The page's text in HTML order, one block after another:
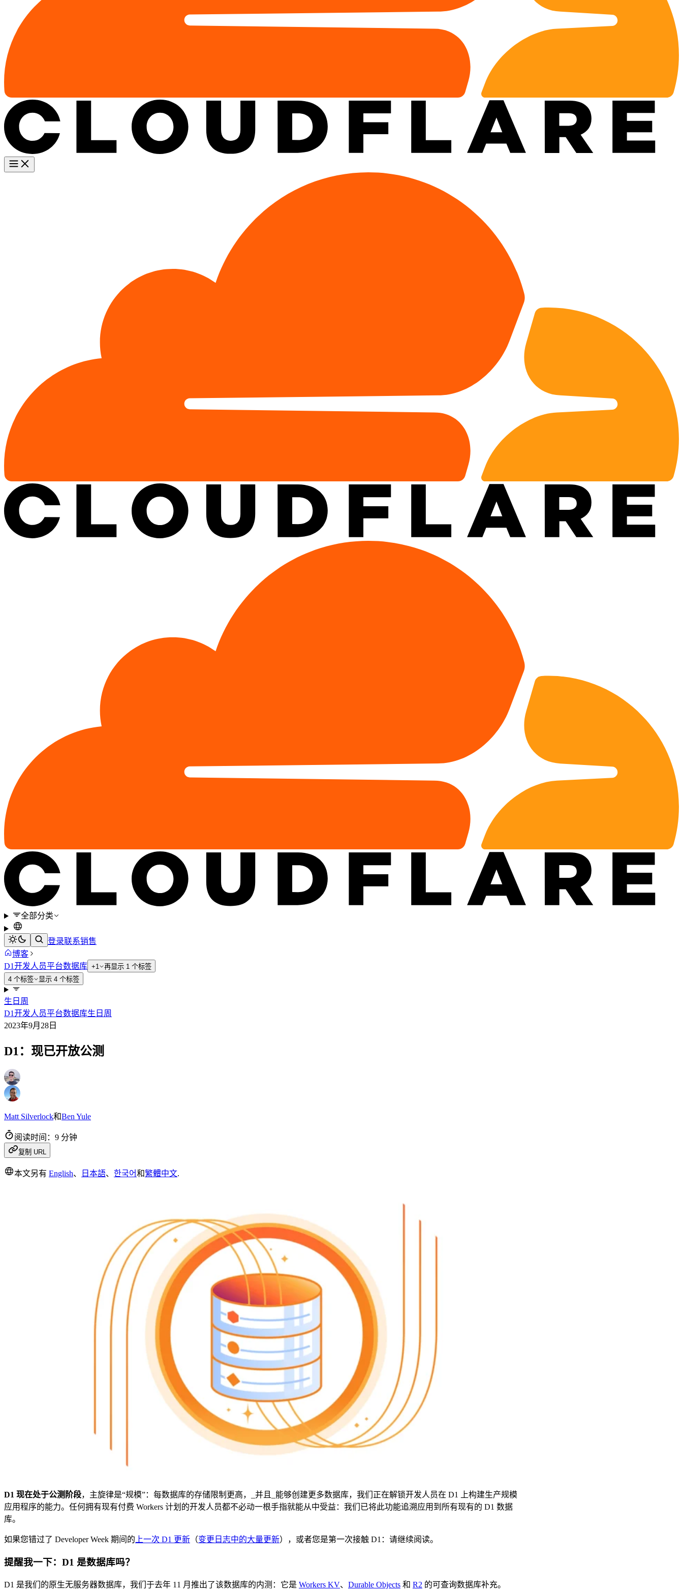
全部分类
登录联系销售
博客
D1开发人员平台数据库 +1
再显示 1 个标签
4 个标签
显示 4 个标签
生日周
D1开发人员平台数据库生日周
2023年9月28日
D1：现已开放公测
Matt Silverlock和Ben Yule
阅读时间：9 分钟
复制 URL
本文另有 English、 日本語、 한국어和繁體中文.
D1 现在处于公测阶段，主旋律是“规模”：每数据库的存储限制更高，_并且_能够创建更多数据库，我们正在解锁开发人员在 D1 上构建生产规模
应用程序的能力。任何拥有现有付费 Workers 计划的开发人员都不必动一根手指就能从中受益：我们已将此功能追溯应用到所有现有的 D1 数据
库。
如果您错过了 Developer Week 期间的上一次 D1 更新 （变更日志中的大量更新），或者您是第一次接触 D1：请继续阅读。
提醒我一下：D1 是数据库吗？
D1 是我们的原生无服务器数据库，我们于去年 11 月推出了该数据库的内测：它是 Workers KV、 Durable Objects 和 R2 的可查询数据库补充。